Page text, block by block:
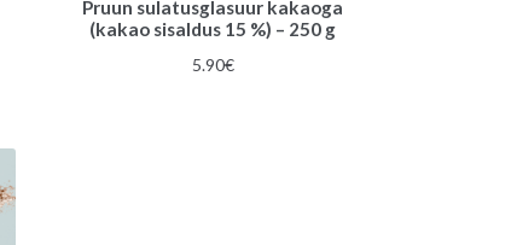
Pruun sulatusglasuur kakaoga
(kakao sisaldus 15 %) – 250 g
5.90€